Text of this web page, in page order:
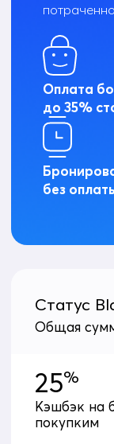
Оплата
до 35%
без
Статус
Общая
25%
Кэшбэк на
покупким